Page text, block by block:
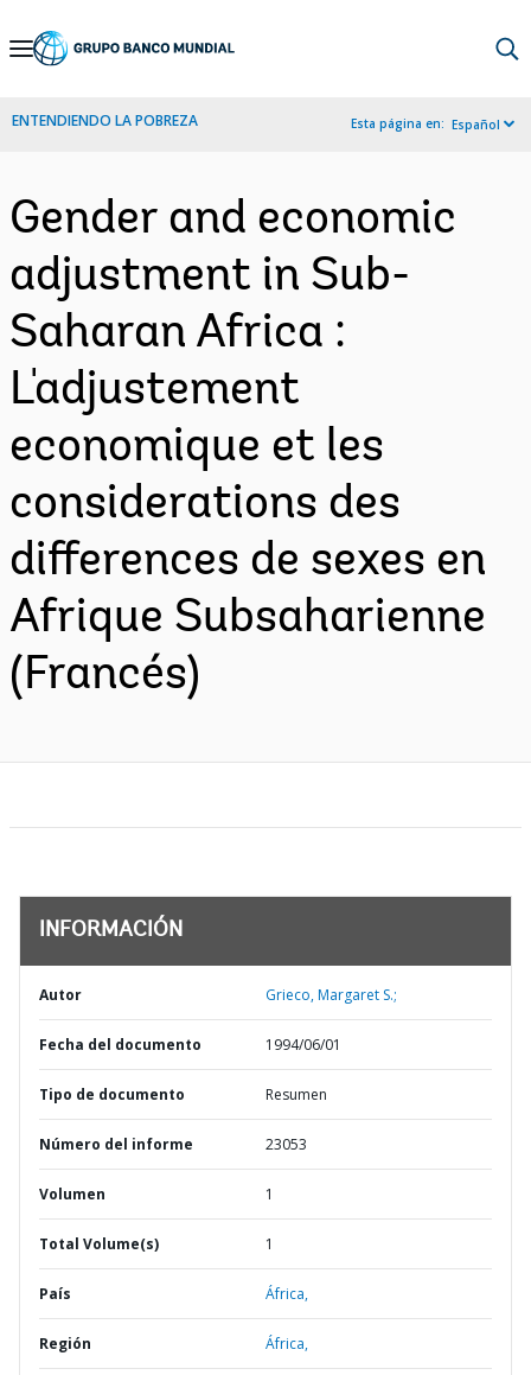
Skip
Navigation
ENTENDIENDO LA POBREZA Esta página en: Español
Gender and economic
adjustment in Sub-
Saharan Africa :
L'adjustement
economique et les
considerations des
differences de sexes en
Afrique Subsaharienne
(Francés)
INFORMACIÓN
Autor Grieco, Margaret S.;
Fecha del documento 1994/06/01
Tipo de documento Resumen
Número del informe 23053
Volumen 1
Total Volume(s) 1
País África,
Región África,